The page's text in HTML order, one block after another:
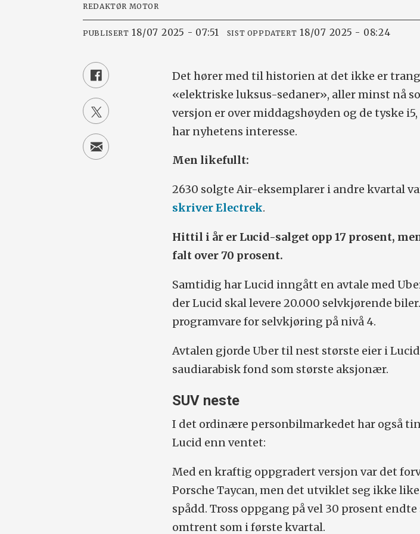
REDAKTØR MOTOR
PUBLISERT 18/07 2025 - 07:51 SIST OPPDATERT 18/07 2025 - 08:24
Det hører med til historien at det ikke er
«elektriske luksus-sedaner», aller minst nå
versjon er over middagshøyden og de tyske
har nyhetens interesse.
Men likefullt:
2630 solgte Air-eksemplarer i andre kvartal
skriver Electrek.
Hittil i år er Lucid-salget opp 17 prosent,
falt over 70 prosent.
Samtidig har Lucid inngått en avtale med
der Lucid skal levere 20.000 selvkjørende
programvare for selvkjøring på nivå 4.
Avtalen gjorde Uber til nest største eier i
saudiarabisk fond som største aksjonær.
SUV neste
I det ordinære personbilmarkedet har også
Lucid enn ventet:
Med en kraftig oppgradert versjon var det
Porsche Taycan, men det utviklet seg ikke
spådd. Tross oppgang på vel 30 prosent
omtrent som i første kvartal.